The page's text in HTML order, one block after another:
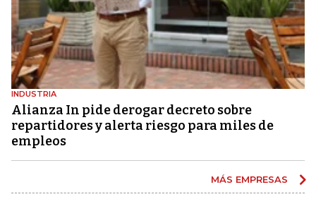
INDUSTRIA
Alianza In pide derogar decreto sobre
repartidores y alerta riesgo para miles de
empleos
MÁS EMPRESAS